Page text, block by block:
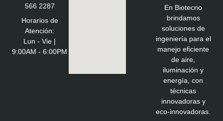
En Biotecno
brindamos
soluciones de
ingeniería para el
manejo eficiente
de aire,
iluminación y
energía, con
técnicas
innovadoras y
eco-innovadoras.
566 2287
Horarios de
Atención:
Lun - Vie |
9:00AM - 6:00PM